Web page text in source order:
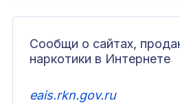
Сообщи о сайтах,
наркотики в Интернете
eais.rkn.gov.ru